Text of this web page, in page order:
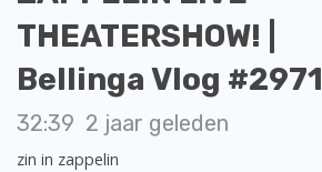
THEATERSHOW! |
Bellinga Vlog #2971
32:39 2 jaar geleden
zin in zappelin